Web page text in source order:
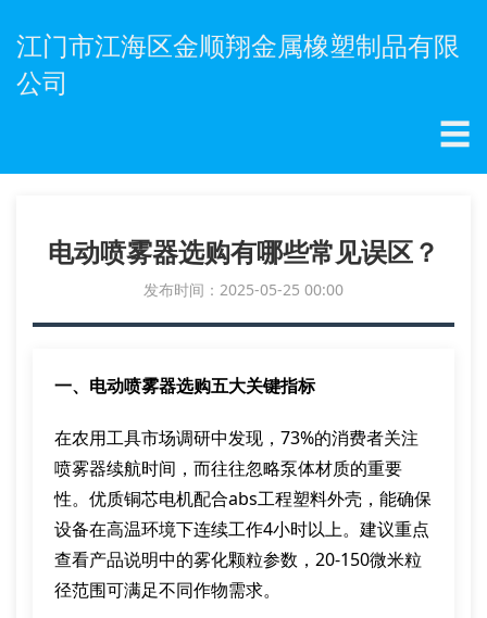
江门市江海区金顺翔金属橡塑制品有限
公司
☰
电动喷雾器选购有哪些常见误区？
发布时间：2025-05-25 00:00
一、电动喷雾器选购五大关键指标
在农用工具市场调研中发现，73%的消费者关注
喷雾器续航时间，而往往忽略泵体材质的重要
性。优质铜芯电机配合abs工程塑料外壳，能确保
设备在高温环境下连续工作4小时以上。建议重点
查看产品说明中的雾化颗粒参数，20-150微米粒
径范围可满足不同作物需求。